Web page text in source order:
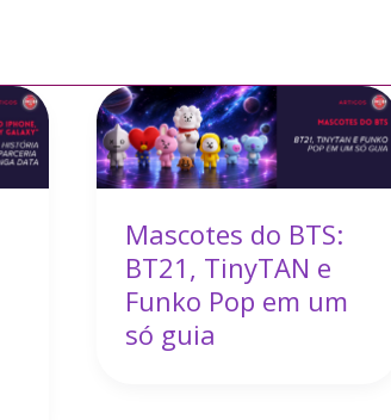
Mascotes do BTS:
BT21, TinyTAN e
Funko Pop em um
só guia